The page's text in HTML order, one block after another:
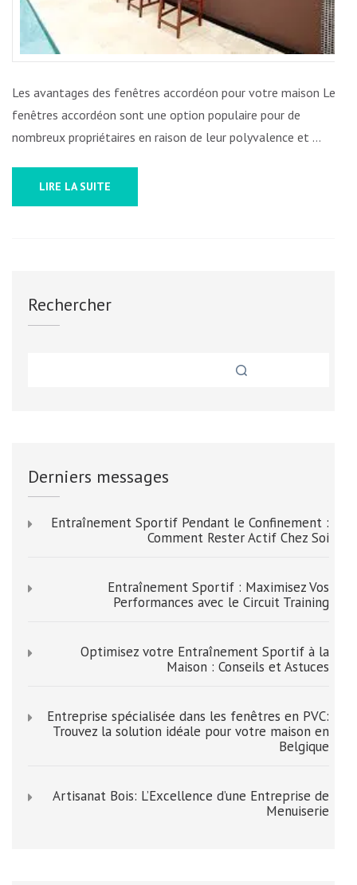
Les avantages des fenêtres accordéon pour votre maison Les
fenêtres accordéon sont une option populaire pour de
nombreux propriétaires en raison de leur polyvalence et …
LIRE LA SUITE
Rechercher
Derniers messages
Entraînement Sportif Pendant le Confinement :
Comment Rester Actif Chez Soi
Entraînement Sportif : Maximisez Vos
Performances avec le Circuit Training
Optimisez votre Entraînement Sportif à la
Maison : Conseils et Astuces
Entreprise spécialisée dans les fenêtres en PVC:
Trouvez la solution idéale pour votre maison en
Belgique
Artisanat Bois: L’Excellence d’une Entreprise de
Menuiserie